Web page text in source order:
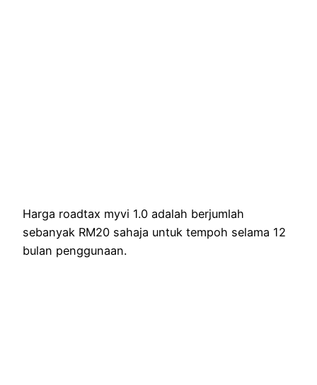
Harga roadtax myvi 1.0 adalah berjumlah
sebanyak RM20 sahaja untuk tempoh selama 12
bulan penggunaan.